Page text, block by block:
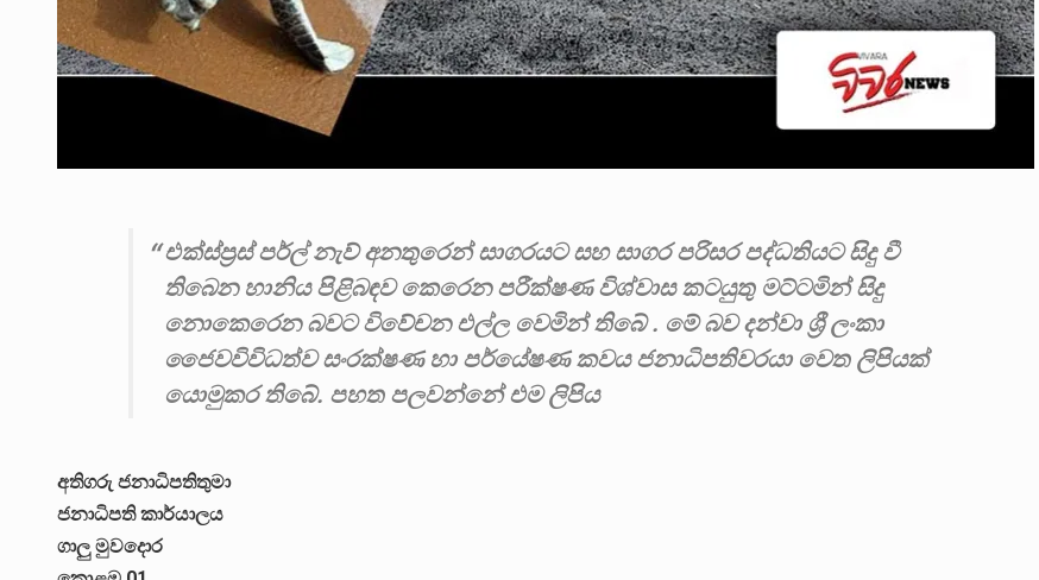
එක්ස්ප්‍රස් පර්ල් නැව් අනතුරෙන් සාගරයට සහ සාගර පරිසර පද්ධතියට සිදු වී
තිබෙන හානිය පිළිබඳව කෙරෙන පරීක්ෂණ විශ්වාස කටයුතු මට්ටමින් සිදු
නොකෙරෙන බවට විවේචන එල්ල වෙමින් තිබේ . මේ බව දන්වා ශ්‍රී ලංකා
ජෛවවිවිධත්ව සංරක්ෂණ හා පර්යේෂණ කවය ජනාධිපතිවරයා වෙත ලිපියක්
යොමුකර තිබේ. පහත පලවන්නේ එම ලිපිය
අතිගරු ජනාධිපතිතුමා
ජනාධිපති කාර්යාලය
ගාලු මුවදොර